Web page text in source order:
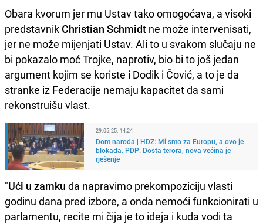
Obara kvorum jer mu Ustav tako omogoćava, a visoki
predstavnikChristian Schmidt ne može intervenisati,
jer ne može mijenjati Ustav. Ali to u svakom slučaju ne
bi pokazalo moć Trojke, naprotiv, bio bi to još jedan
argument kojim se koriste i Dodik i Čović, a to je da
stranke iz Federacije nemaju kapacitet da sami
rekonstruišu vlast.
29.05.25. 14:24
Dom naroda | HDZ: Mi smo za Europu, a ovo je
blokada. PDP: Dosta terora, nova većina je
rješenje
"Ući u zamku da napravimo prekompoziciju vlasti
godinu dana pred izbore, a onda nemoći funkcionirati u
parlamentu, recite mi čija je to ideja i kuda vodi ta